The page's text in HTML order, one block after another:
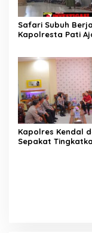
Safari Subuh
Kapolresta Pati
Kapolres Kendal
Sepakat